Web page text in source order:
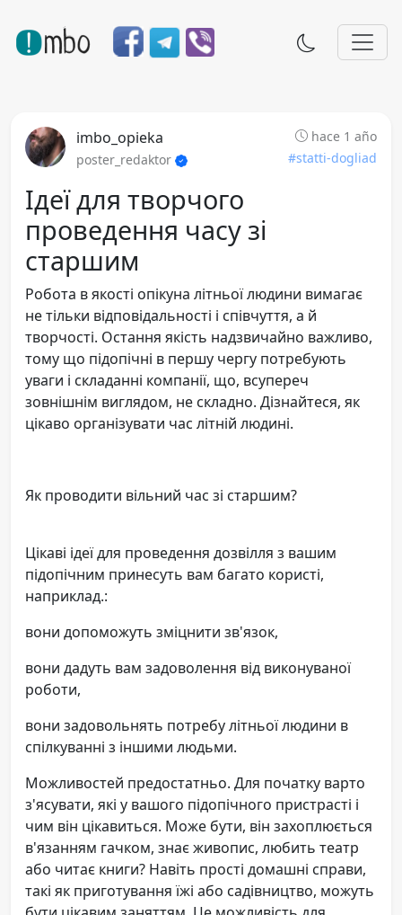
imbo_opieka
hace 1 año
poster_redaktor
#statti-dogliad
Ідеї для творчого
проведення часу зі
старшим
Робота в якості опікуна літньої людини вимагає
не тільки відповідальності і співчуття, а й
творчості. Остання якість надзвичайно важливо,
тому що підопічні в першу чергу потребують
уваги і складанні компанії, що, всупереч
зовнішнім виглядом, не складно. Дізнайтеся, як
цікаво організувати час літній людині.
Як проводити вільний час зі старшим?
Цікаві ідеї для проведення дозвілля з вашим
підопічним принесуть вам багато користі,
наприклад.:
вони допоможуть зміцнити зв'язок,
вони дадуть вам задоволення від виконуваної
роботи,
вони задовольнять потребу літньої людини в
спілкуванні з іншими людьми.
Можливостей предостатньо. Для початку варто
з'ясувати, які у вашого підопічного пристрасті і
чим він цікавиться. Може бути, він захоплюється
в'язанням гачком, знає живопис, любить театр
або читає книги? Навіть прості домашні справи,
такі як приготування їжі або садівництво, можуть